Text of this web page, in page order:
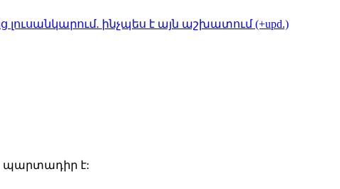
լուսանկարում. ինչպես է այն աշխատում (+upd.)
պարտադիր է: